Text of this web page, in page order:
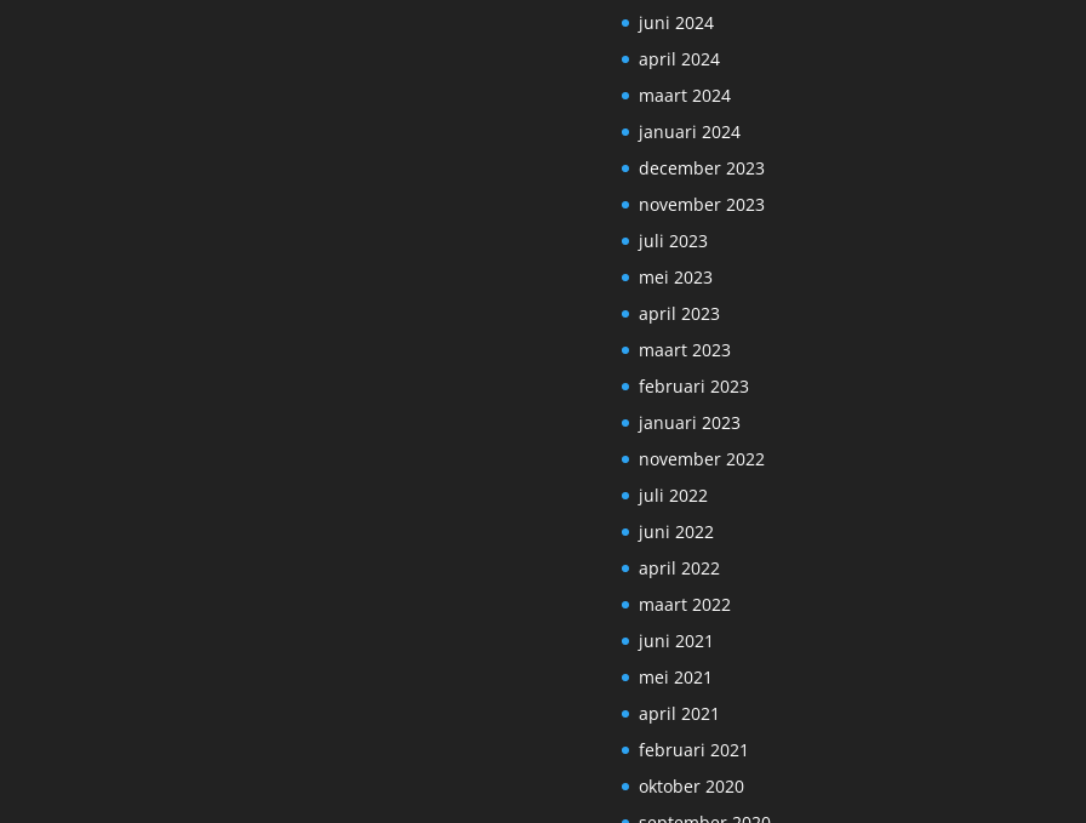
juni 2024
april 2024
maart 2024
januari 2024
december 2023
november 2023
juli 2023
mei 2023
april 2023
maart 2023
februari 2023
januari 2023
november 2022
juli 2022
juni 2022
april 2022
maart 2022
juni 2021
mei 2021
april 2021
februari 2021
oktober 2020